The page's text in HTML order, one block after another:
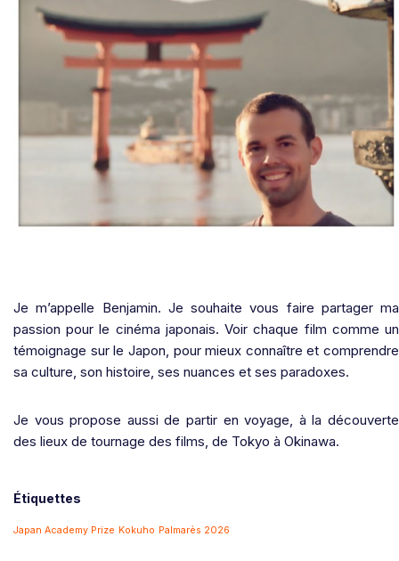
Je m’appelle Benjamin. Je souhaite vous faire partager ma
passion pour le cinéma japonais. Voir chaque film comme un
témoignage sur le Japon, pour mieux connaître et comprendre
sa culture, son histoire, ses nuances et ses paradoxes.
Je vous propose aussi de partir en voyage, à la découverte
des lieux de tournage des films, de Tokyo à Okinawa.
Étiquettes
Japan Academy Prize Kokuho Palmarès 2026